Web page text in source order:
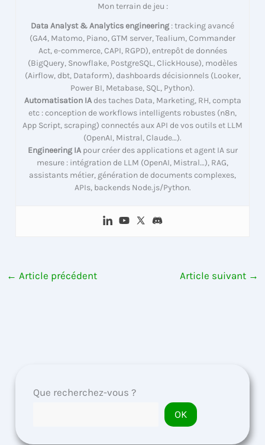
Mon terrain de jeu :
Data Analyst & Analytics engineering : tracking avancé
(GA4, Matomo, Piano, GTM server, Tealium, Commander
Act, e-commerce, CAPI, RGPD), entrepôt de données
(BigQuery, Snowflake, PostgreSQL, ClickHouse), modèles
(Airflow, dbt, Dataform), dashboards décisionnels (Looker,
Power BI, Metabase, SQL, Python).
Automatisation IAdes taches Data, Marketing, RH, compta
etc : conception de workflows intelligents robustes (n8n,
App Script, scraping) connectés aux API de vos outils et LLM
(OpenAI, Mistral, Claude…).
Engineering IApour créer des applications et agent IA sur
mesure : intégration de LLM (OpenAI, Mistral…), RAG,
assistants métier, génération de documents complexes,
APIs, backends Node.js/Python.
← Article précédent Article suivant →
Que recherchez-vous ?
OK